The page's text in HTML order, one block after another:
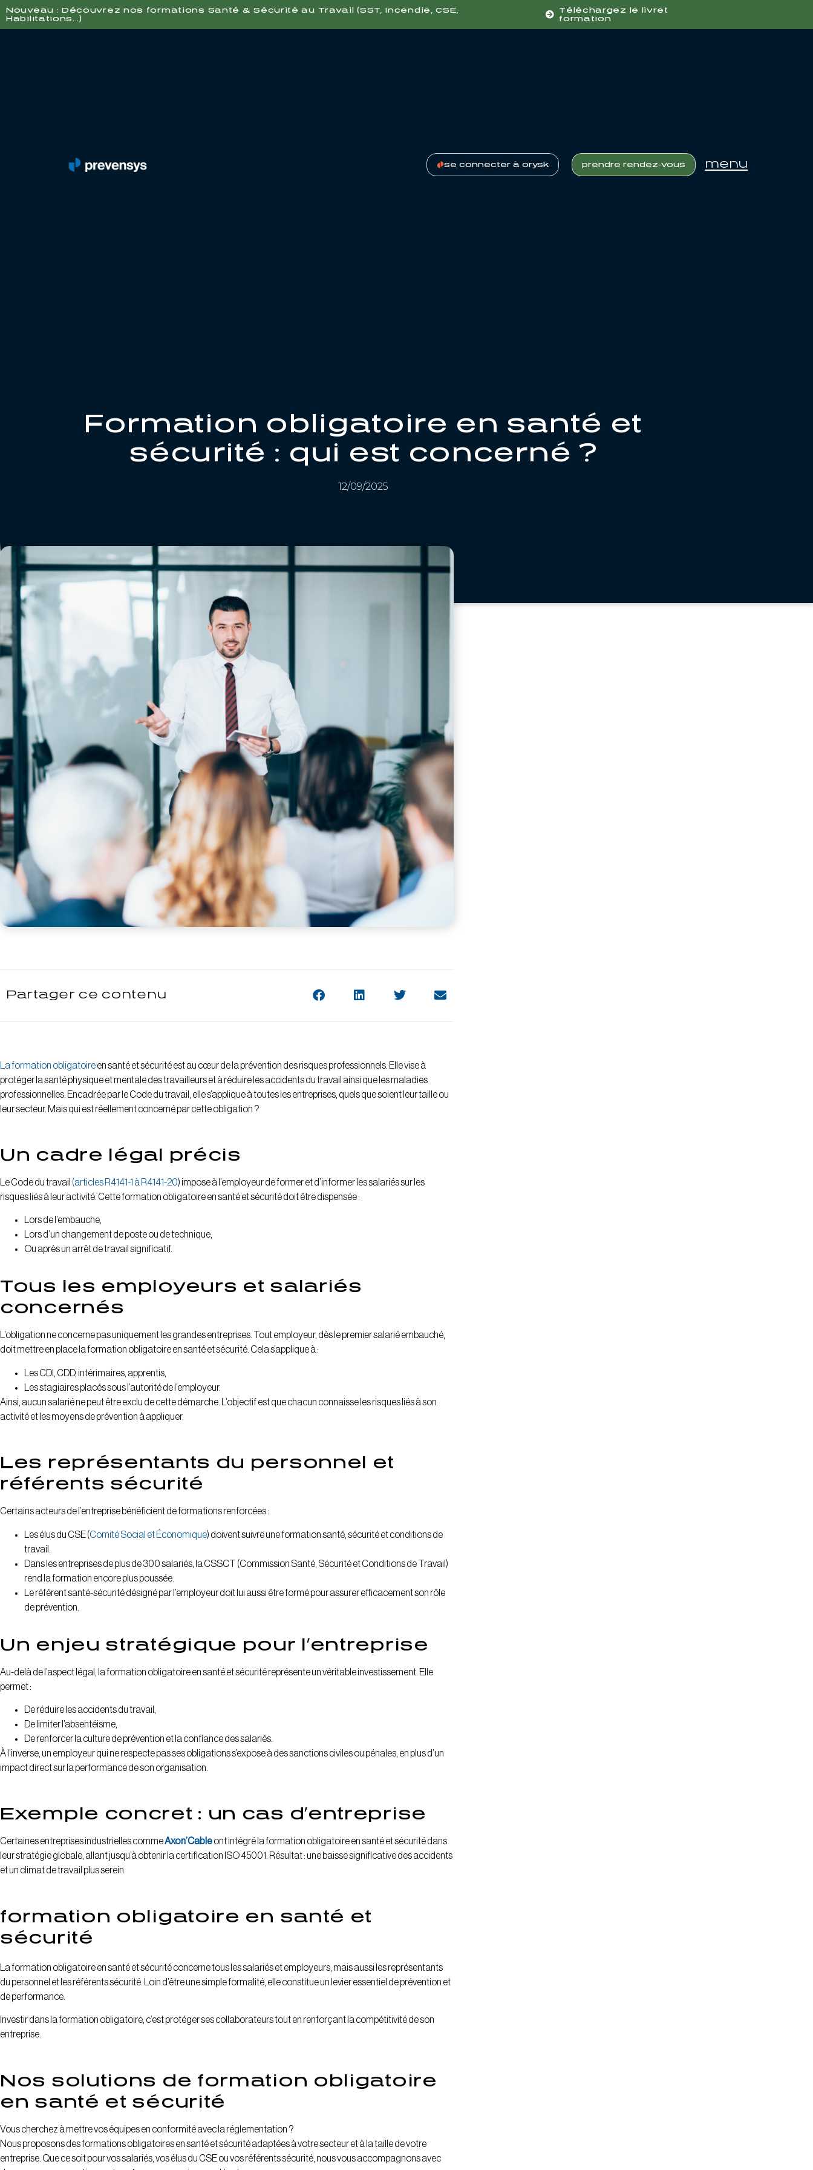
Nouveau : Découvrez nos formations Santé & Sécurité au Travail (SST, Incendie, CSE,
Habilitations...)
Téléchargez le livret
formation
se connecter à orysk prendre rendez-vous menu
Formation obligatoire en santé et
sécurité : qui est concerné ?
12/09/2025
Partager ce contenu
La formation obligatoireen santé et sécurité est au cœur de la prévention des risques professionnels. Elle vise à
protéger la santé physique et mentale des travailleurs et à réduire les accidents du travail ainsi que les maladies
professionnelles. Encadrée par le Code du travail, elle s’applique à toutes les entreprises, quels que soient leur taille ou
leur secteur. Mais qui est réellement concerné par cette obligation ?
Un cadre légal précis
Le Code du travail (articles R4141-1 à R4141-20) impose à l’employeur de former et d’informer les salariés sur les
risques liés à leur activité. Cette formation obligatoire en santé et sécurité doit être dispensée :
Lors de l’embauche,
Lors d’un changement de poste ou de technique,
Ou après un arrêt de travail significatif.
Tous les employeurs et salariés
concernés
L’obligation ne concerne pas uniquement les grandes entreprises. Tout employeur, dès le premier salarié embauché,
doit mettre en place la formation obligatoire en santé et sécurité. Cela s’applique à :
Les CDI, CDD, intérimaires, apprentis,
Les stagiaires placés sous l’autorité de l’employeur.
Ainsi, aucun salarié ne peut être exclu de cette démarche. L’objectif est que chacun connaisse les risques liés à son
activité et les moyens de prévention à appliquer.
Les représentants du personnel et
référents sécurité
Certains acteurs de l’entreprise bénéficient de formations renforcées :
Les élus du CSE (Comité Social et Économique) doivent suivre une formation santé, sécurité et conditions de
travail.
Dans les entreprises de plus de 300 salariés, la CSSCT (Commission Santé, Sécurité et Conditions de Travail)
rend la formation encore plus poussée.
Le référent santé-sécurité désigné par l’employeur doit lui aussi être formé pour assurer efficacement son rôle
de prévention.
Un enjeu stratégique pour l’entreprise
Au-delà de l’aspect légal, la formation obligatoire en santé et sécurité représente un véritable investissement. Elle
permet :
De réduire les accidents du travail,
De limiter l’absentéisme,
De renforcer la culture de prévention et la confiance des salariés.
À l’inverse, un employeur qui ne respecte pas ses obligations s’expose à des sanctions civiles ou pénales, en plus d’un
impact direct sur la performance de son organisation.
Exemple concret : un cas d’entreprise
Certaines entreprises industrielles commeAxon’Cableont intégré la formation obligatoire en santé et sécurité dans
leur stratégie globale, allant jusqu’à obtenir la certification ISO 45001. Résultat : une baisse significative des accidents
et un climat de travail plus serein.
formation obligatoire en santé et
sécurité
La formation obligatoire en santé et sécurité concerne tous les salariés et employeurs, mais aussi les représentants
du personnel et les référents sécurité. Loin d’être une simple formalité, elle constitue un levier essentiel de prévention et
de performance.
Investir dans la formation obligatoire, c’est protéger ses collaborateurs tout en renforçant la compétitivité de son
entreprise.
Nos solutions de formation obligatoire
en santé et sécurité
Vous cherchez à mettre vos équipes en conformité avec la réglementation ?
Nous proposons des formations obligatoires en santé et sécurité adaptées à votre secteur et à la taille de votre
entreprise. Que ce soit pour vos salariés, vos élus du CSE ou vos référents sécurité, nous vous accompagnons avec